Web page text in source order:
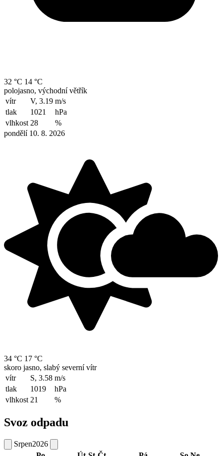
32 °C 14 °C
polojasno, východní větřík
vítr
V, 3.19 m/s
tlak
1021
hPa
vlhkost 28
%
pondělí 10. 8. 2026
34 °C 17 °C
skoro jasno, slabý severní vítr
vítr
S, 3.58 m/s
tlak
1019
hPa
vlhkost 21 %
Svoz odpadu
Srpen2026